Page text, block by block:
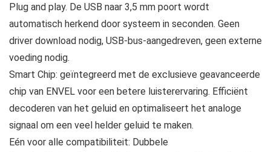
Plug and play. De USB naar 3,5 mm poort wordt
automatisch herkend door systeem in seconden. Geen
driver download nodig, USB-bus-aangedreven, geen externe
voeding nodig.
Smart Chip: geïntegreerd met de exclusieve geavanceerde
chip van ENVEL voor een betere luisterervaring. Efficiënt
decoderen van het geluid en optimaliseert het analoge
signaal om een veel helder geluid te maken.
Eén voor alle compatibiliteit: Dubbele